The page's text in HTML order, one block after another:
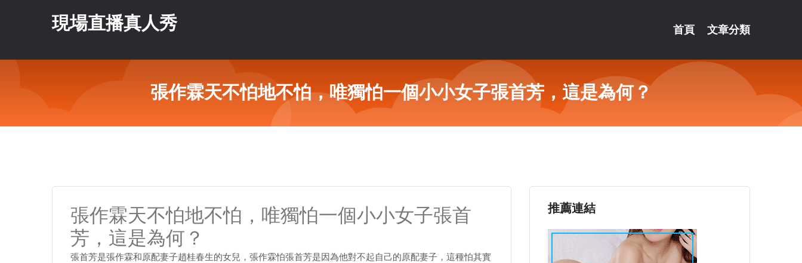
現場直播真人秀 首頁 文章分類
張作霖天不怕地不怕，唯獨怕一個小小女子張首芳，這是為何？
張作霖天不怕地不怕，唯獨怕一個小小女子張首
芳，這是為何？
張首芳是張作霖和原配妻子趙桂春生的女兒，張作霖怕張首芳是因為他對不起自己的原配妻子，這種怕其實
推薦連結